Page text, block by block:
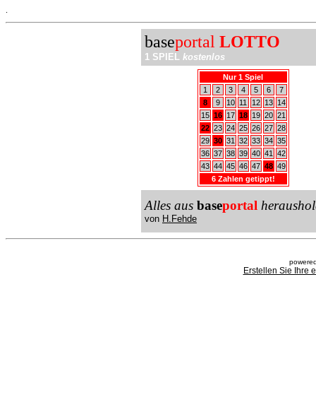
baseportal LOTTO
1 SPIEL kostenlos
Nur 1 Spiel
1
2 3 4 5 6
7
8
9 10 11 12 13
14
15 16 17 18 19 20 21
22 23 24 25 26 27 28
29 30 31 32 33 34 35
36 37 38 39 40 41
42
43 44 45 46 47 48 49
6 Zahlen getippt!
Alles aus baseportal
von H.Fehde
Erstellen Sie Ihre